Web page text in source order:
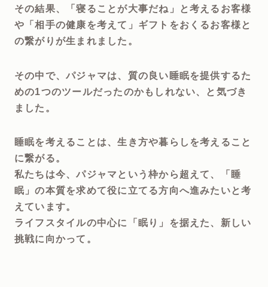
その結果、「寝ることが大事だね」と考えるお客様
や「相手の健康を考えて」ギフトをおくるお客様と
の繋がりが生まれました。
その中で、パジャマは、質の良い睡眠を提供するた
めの1つのツールだったのかもしれない、と気づき
ました。
睡眠を考えることは、生き方や暮らしを考えること
に繋がる。
私たちは今、パジャマという枠から超えて、「睡
眠」の本質を求めて役に立てる方向へ進みたいと考
えています。
ライフスタイルの中心に「眠り」を据えた、新しい
挑戦に向かって。